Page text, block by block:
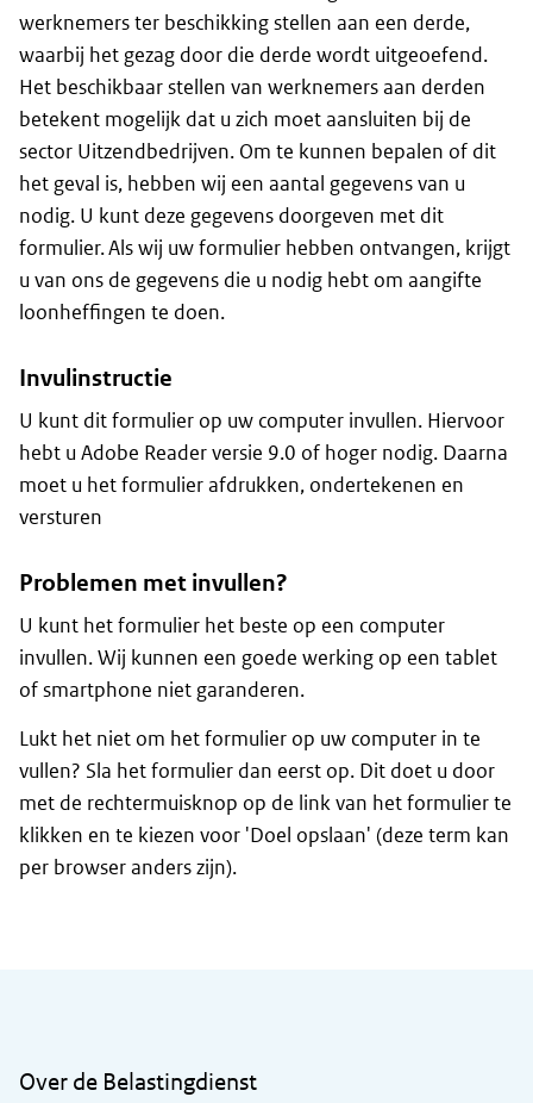
werknemers ter beschikking stellen aan een derde,
waarbij het gezag door die derde wordt uitgeoefend.
Het beschikbaar stellen van werknemers aan derden
betekent mogelijk dat u zich moet aansluiten bij de
sector Uitzendbedrijven. Om te kunnen bepalen of dit
het geval is, hebben wij een aantal gegevens van u
nodig. U kunt deze gegevens doorgeven met dit
formulier. Als wij uw formulier hebben ontvangen, krijgt
u van ons de gegevens die u nodig hebt om aangifte
loonheffingen te doen.
Invulinstructie
U kunt dit formulier op uw computer invullen. Hiervoor
hebt u Adobe Reader versie 9.0 of hoger nodig. Daarna
moet u het formulier afdrukken, ondertekenen en
versturen
Problemen met invullen?
U kunt het formulier het beste op een computer
invullen. Wij kunnen een goede werking op een tablet
of smartphone niet garanderen.
Lukt het niet om het formulier op uw computer in te
vullen? Sla het formulier dan eerst op. Dit doet u door
met de rechtermuisknop op de link van het formulier te
klikken en te kiezen voor 'Doel opslaan' (deze term kan
per browser anders zijn).
Over de Belastingdienst